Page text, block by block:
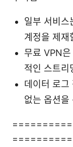
일부 서비스
계정을 제재
무료 VPN은
적인 스트리
데이터 로그
없는 옵션을